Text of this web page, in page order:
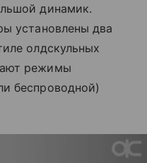
динамик.
установлены два
олдскульных
режимы
беспроводной)